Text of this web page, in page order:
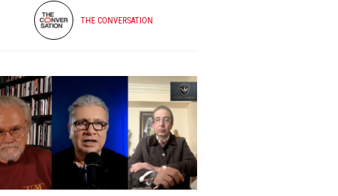
THE CONVERSATION